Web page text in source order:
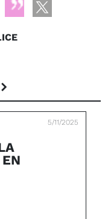
5/11/2025